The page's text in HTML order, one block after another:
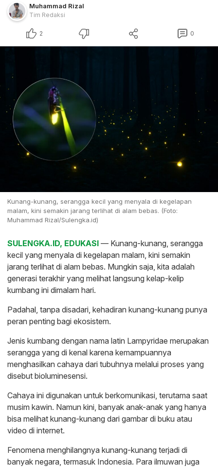
Muhammad Rizal
Tim Redaksi
2 0
Kunang-kunang, serangga kecil yang menyala di kegelapan
malam, kini semakin jarang terlihat di alam bebas. (Foto:
Muhammad Rizal/Sulengka.id)
SULENGKA.ID, EDUKASI — Kunang-kunang, serangga
kecil yang menyala di kegelapan malam, kini semakin
jarang terlihat di alam bebas. Mungkin saja, kita adalah
generasi terakhir yang melihat langsung kelap-kelip
kumbang ini dimalam hari.
Padahal, tanpa disadari, kehadiran kunang-kunang punya
peran penting bagi ekosistem.
Jenis kumbang dengan nama latin Lampyridae merupakan
serangga yang di kenal karena kemampuannya
menghasilkan cahaya dari tubuhnya melalui proses yang
disebut bioluminesensi.
Cahaya ini digunakan untuk berkomunikasi, terutama saat
musim kawin. Namun kini, banyak anak-anak yang hanya
bisa melihat kunang-kunang dari gambar di buku atau
video di internet.
Fenomena menghilangnya kunang-kunang terjadi di
banyak negara, termasuk Indonesia. Para ilmuwan juga